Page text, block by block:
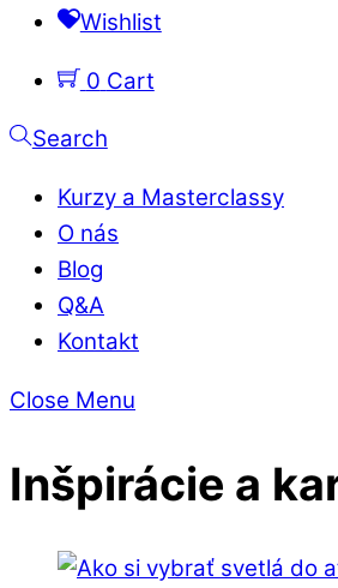
Wishlist
0 Cart
Search
Kurzy a Masterclassy
O nás
Blog
Q&A
Kontakt
Close Menu
Inšpirácie a